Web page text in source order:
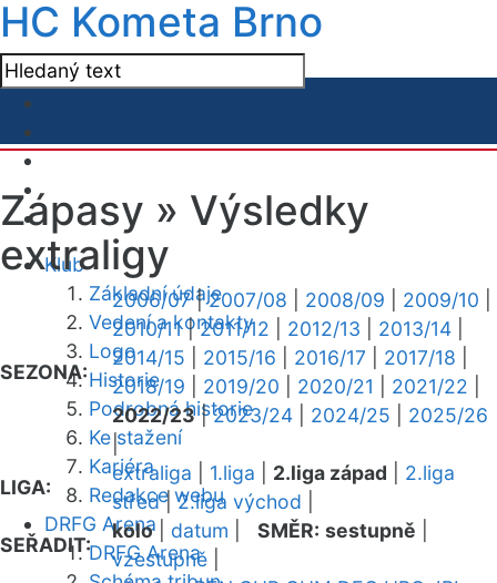
HC Kometa Brno
Klub
Základní údaje
Vedení a kontakty
Logo
Historie
Podrobná historie
Ke stažení
Kariéra
Redakce webu
DRFG Arena
DRFG Arena
Zápasy » Výsledky
extraligy
SEZONA:
2006/07|2007/08 2008/09 2009/10
2010/11|2011/12 2012/13 2013/14
2014/15
2015/16 2016/17 2017/18
2018/19
2019/20 2020/21 2021/22
2022/23|2023/24 2024/25
2025/26
|
LIGA:
extraliga 1.liga 2.liga západ
2.liga
střed|2.liga východ
SEŘADIT:
kolo| datum SMĚR: sestupně
vzestupně